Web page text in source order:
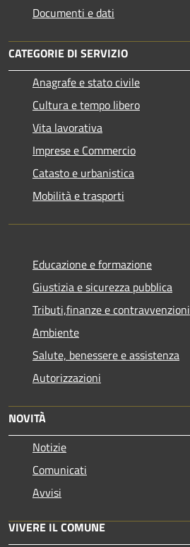
Documenti e dati
CATEGORIE DI SERVIZIO
Anagrafe e stato civile
Cultura e tempo libero
Vita lavorativa
Imprese e Commercio
Catasto e urbanistica
Mobilità e trasporti
Educazione e formazione
Giustizia e sicurezza pubblica
Tributi,finanze e contravvenzioni
Ambiente
Salute, benessere e assistenza
Autorizzazioni
NOVITÀ
Notizie
Comunicati
Avvisi
VIVERE IL COMUNE